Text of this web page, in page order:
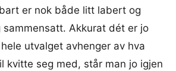
er nok både litt labert og
Akkurat dét er jo
utvalget avhenger av hva
kvitte seg med, står man jo igjen